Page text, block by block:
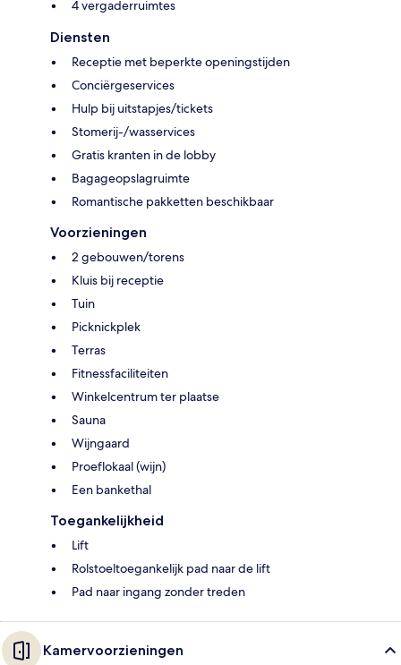
4 vergaderruimtes
Diensten
Receptie met beperkte openingstijden
Conciërgeservices
Hulp bij uitstapjes/tickets
Stomerij-/wasservices
Gratis kranten in de lobby
Bagageopslagruimte
Romantische pakketten beschikbaar
Voorzieningen
2 gebouwen/torens
Kluis bij receptie
Tuin
Picknickplek
Terras
Fitnessfaciliteiten
Winkelcentrum ter plaatse
Sauna
Wijngaard
Proeflokaal (wijn)
Een bankethal
Toegankelijkheid
Lift
Rolstoeltoegankelijk pad naar de lift
Pad naar ingang zonder treden
Kamervoorzieningen